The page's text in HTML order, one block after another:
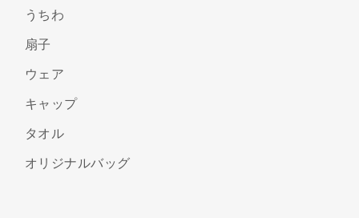
うちわ
扇子
ウェア
キャップ
タオル
オリジナルバッグ